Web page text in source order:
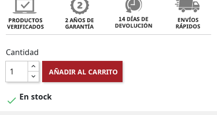
Cantidad
AÑADIR AL CARRITO
 En stock